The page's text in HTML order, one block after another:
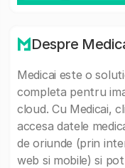
Despre
Medicai este o
completa pentru
cloud. Cu Medicai,
accesa datele
de oriunde (prin
web si mobile) si